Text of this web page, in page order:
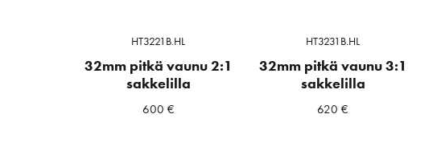
HT3221B.HL
32mm pitkä vaunu 2:1
sakkelilla
600 €
HT3231B.HL
32mm pitkä vaunu 3:1
sakkelilla
620€